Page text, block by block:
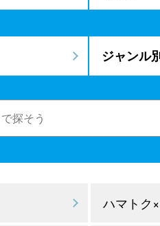
ジャンル
ハマトク